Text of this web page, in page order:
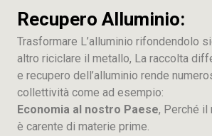
Recupero Alluminio:
Trasformare L’alluminio rifondendolo
altro riciclare il metallo, La raccolta
e recupero dell’alluminio rende
collettività come ad esempio:
Economia al nostro Paese, Perché
è carente di materie prime.